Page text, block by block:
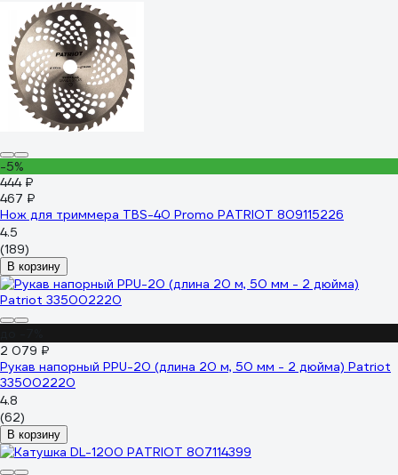
-5%
444 ₽
467 ₽
Нож для триммера TBS-40 Promo PATRIOT 809115226
4.5
(189)
В корзину
2 079 ₽
Рукав напорный PPU-20 (длина 20 м, 50 мм - 2 дюйма) Patriot
335002220
4.8
(62)
В корзину